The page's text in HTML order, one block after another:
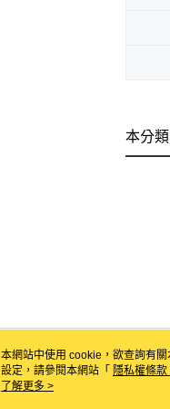
本分
本網站中使用 cookie，欲查詢有
設定，請參閱本網站「 隱私權條款
使用 cookie。
了解更多 >